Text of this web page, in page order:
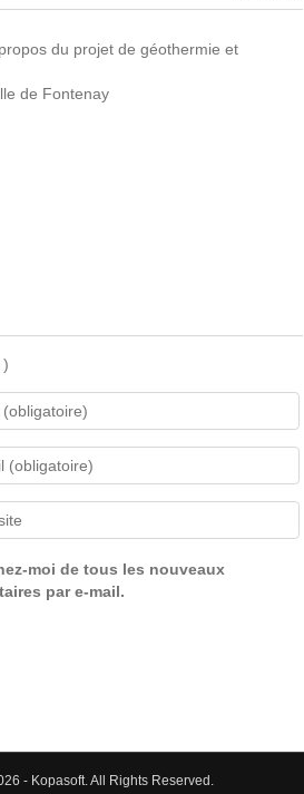
du projet de géothermie et
de Fontenay
)
moi de tous les nouveaux
par e-mail.
- Kopasoft. All Rights Reserved.